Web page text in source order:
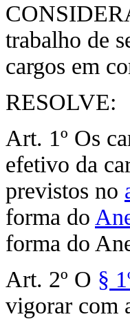
trabalho de
cargos em
RESOLVE:
Art. 1º Os
efetivo da
previstos no
forma do
forma do
Art. 2º O §
vigorar com